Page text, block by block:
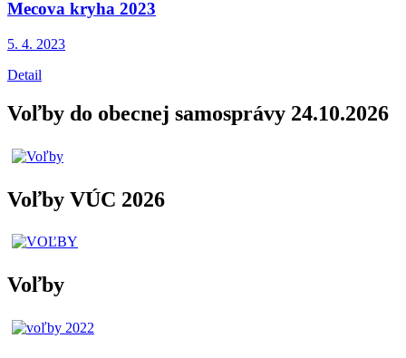
Mecova kryha 2023
5. 4. 2023
Detail
Voľby do obecnej samosprávy 24.10.2026
Voľby VÚC 2026
Voľby